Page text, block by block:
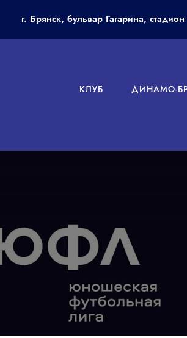
г. Брянск, бульвар Гагарина,
КЛУБ ДИНАМО-